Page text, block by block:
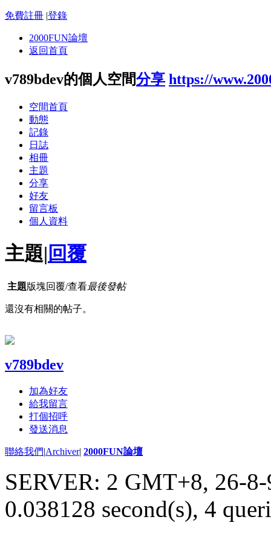
免費註冊 |登錄
2000FUN論壇
返回首頁
v789bdev的個人空間分享 https://
空間首頁
動態
記錄
日誌
相冊
主題
分享
好友
留言板
個人資料
主題| 回覆
主題版塊回覆/查看最後發帖
還沒有相關的帖子。
v789bdev
加為好友
給我留言
打個招呼
發送消息
聯絡我們|Archiver| 2000FUN論壇
SERVER: 2 GMT+8, 26-
0.038128 second(s), 4